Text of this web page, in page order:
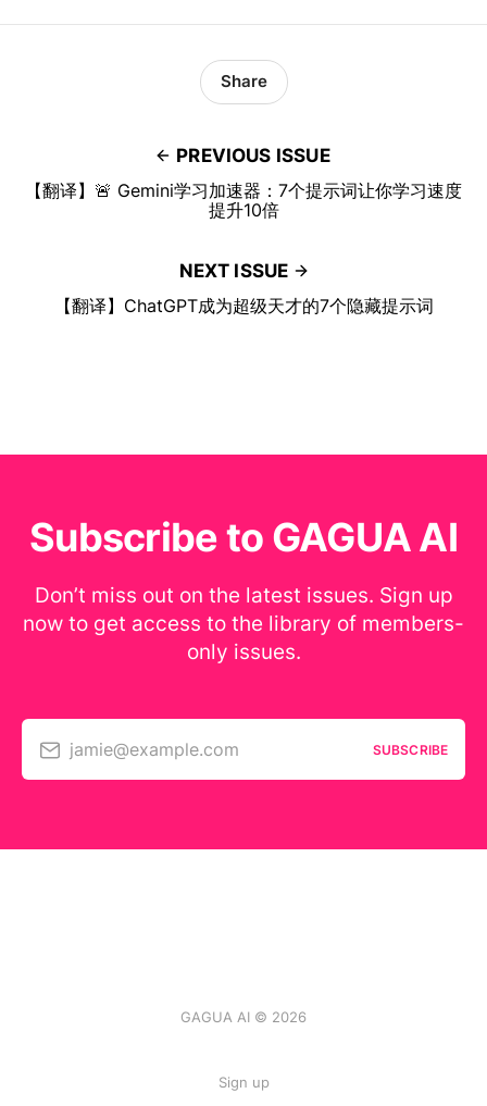
PREVIOUS ISSUE
【翻译】🚨 Gemini学习加速器：7个提示词让你学习速度
提升10倍
Share
NEXT ISSUE
【翻译】ChatGPT成为超级天才的7个隐藏提示词
Subscribe to GAGUA AI
Don’t miss out on the latest issues. Sign up
now to get access to the library of members-
only issues.
jamie@example.com SUBSCRIBE
GAGUA AI © 2026
Sign up